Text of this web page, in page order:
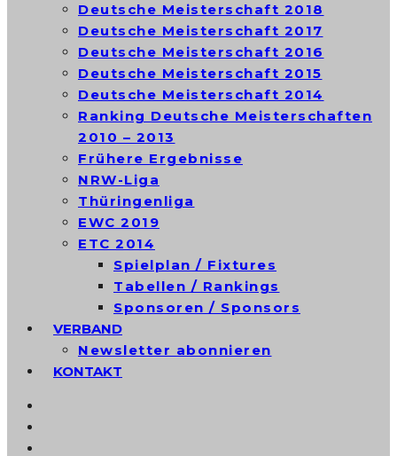
Deutsche Meisterschaft 2018
Deutsche Meisterschaft 2017
Deutsche Meisterschaft 2016
Deutsche Meisterschaft 2015
Deutsche Meisterschaft 2014
Ranking Deutsche Meisterschaften
2010 – 2013
Frühere Ergebnisse
NRW-Liga
Thüringenliga
EWC 2019
ETC 2014
Spielplan / Fixtures
Tabellen / Rankings
Sponsoren / Sponsors
VERBAND
Newsletter abonnieren
KONTAKT